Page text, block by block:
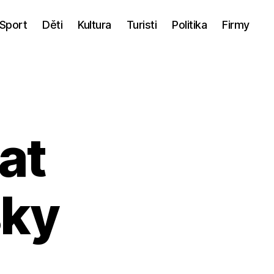
Děti Kultura Turisti Politika Firmy